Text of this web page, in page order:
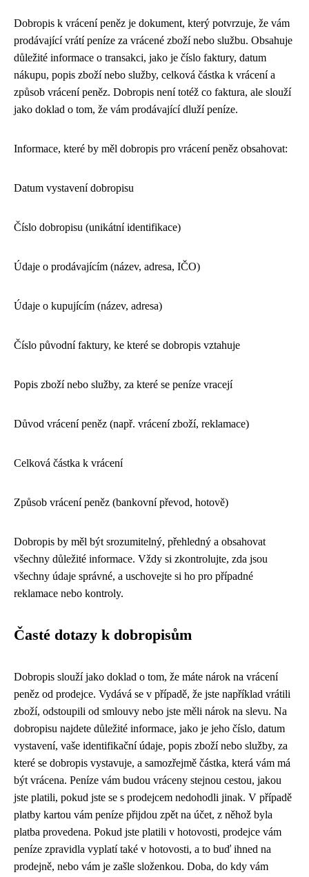
Dobropis k vrácení peněz je dokument, který potvrzuje, že vám
prodávající vrátí peníze za vrácené zboží nebo službu. Obsahuje
důležité informace o transakci, jako je číslo faktury, datum
nákupu, popis zboží nebo služby, celková částka k vrácení a
způsob vrácení peněz. Dobropis není totéž co faktura, ale slouží
jako doklad o tom, že vám prodávající dluží peníze.
Informace, které by měl dobropis pro vrácení peněz obsahovat:
Datum vystavení dobropisu
Číslo dobropisu (unikátní identifikace)
Údaje o prodávajícím (název, adresa, IČO)
Údaje o kupujícím (název, adresa)
Číslo původní faktury, ke které se dobropis vztahuje
Popis zboží nebo služby, za které se peníze vracejí
Důvod vrácení peněz (např. vrácení zboží, reklamace)
Celková částka k vrácení
Způsob vrácení peněz (bankovní převod, hotově)
Dobropis by měl být srozumitelný, přehledný a obsahovat
všechny důležité informace. Vždy si zkontrolujte, zda jsou
všechny údaje správné, a uschovejte si ho pro případné
reklamace nebo kontroly.
Časté dotazy k dobropisům
Dobropis slouží jako doklad o tom, že máte nárok na vrácení
peněz od prodejce. Vydává se v případě, že jste například vrátili
zboží, odstoupili od smlouvy nebo jste měli nárok na slevu. Na
dobropisu najdete důležité informace, jako je jeho číslo, datum
vystavení, vaše identifikační údaje, popis zboží nebo služby, za
které se dobropis vystavuje, a samozřejmě částka, která vám má
být vrácena. Peníze vám budou vráceny stejnou cestou, jakou
jste platili, pokud jste se s prodejcem nedohodli jinak. V případě
platby kartou vám peníze přijdou zpět na účet, z něhož byla
platba provedena. Pokud jste platili v hotovosti, prodejce vám
peníze zpravidla vyplatí také v hotovosti, a to buď ihned na
prodejně, nebo vám je zašle složenkou. Doba, do kdy vám